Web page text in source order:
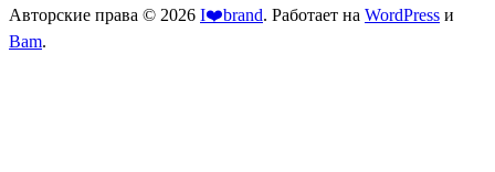
Авторские права © 2026 I❤️brand. Работает на WordPress и
Bam.